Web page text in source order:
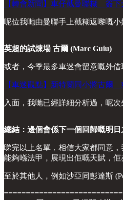
【轉會新聞】車仔截曼聯糊 簽下
呢位我哋由曼聯手上截糊返嚟嘅
英超的試煉場 古爾 (Marc Guiu)
或者，今季最多車迷會留意嘅外借
【車迷觀點】新特蘭同小將古爾
入面，我哋已經詳細分析過，呢
總結：邊個會係下一個回歸嘅明日
睇完以上名單，相信大家都同意
能夠喺法甲，展現出佢嘅天賦，
至於其他人，例如沙亞同彭達斯